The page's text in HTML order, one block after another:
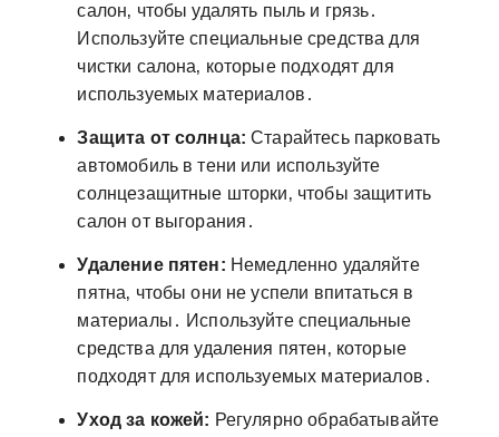
салон‚ чтобы удалять пыль и грязь․
Используйте специальные средства для
чистки салона‚ которые подходят для
используемых материалов․
Защита от солнца: Старайтесь парковать
автомобиль в тени или используйте
солнцезащитные шторки‚ чтобы защитить
салон от выгорания․
Удаление пятен: Немедленно удаляйте
пятна‚ чтобы они не успели впитаться в
материалы․ Используйте специальные
средства для удаления пятен‚ которые
подходят для используемых материалов․
Уход за кожей: Регулярно обрабатывайте